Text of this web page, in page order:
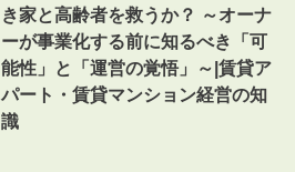
き家と高齢者を救うか？ ～オーナ
ーが事業化する前に知るべき「可
能性」と「運営の覚悟」～|賃貸ア
パート・賃貸マンション経営の知
識